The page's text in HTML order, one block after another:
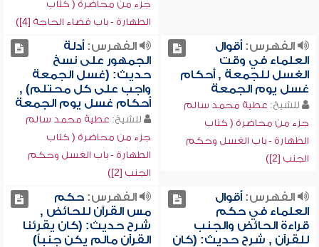
جزء من محاضرة ( كتاب
الطهارة - باب قضاء الحاجة [4])
الفهرس:أقوال
العلماء في وقت
الغسل للجمعة , أحكام
غسل يوم الجمعة
للشيخ: عطية محمد سالم
جزء من محاضرة ( كتاب
الطهارة - باب الغسل وحكم
الجنب [2])
الفهرس:أدلة
الجمهور على نسخ
حديث: (غسل الجمعة
واجب على كل محتلم) ,
أحكام غسل يوم الجمعة
للشيخ: عطية محمد سالم
جزء من محاضرة ( كتاب
الطهارة - باب الغسل وحكم
الجنب [2])
الفهرس:أقوال
العلماء في حكم
قراءة الحائض والجنب
للقرآن , شرح حديث: (كان
الفهرس:حكم
مس القرآن للحائض ,
شرح حديث: (كان يقرئنا
القرآن مالم يكن جنباً)